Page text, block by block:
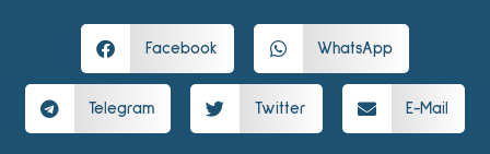
Facebook WhatsApp
Telegram Twitter E-Mail